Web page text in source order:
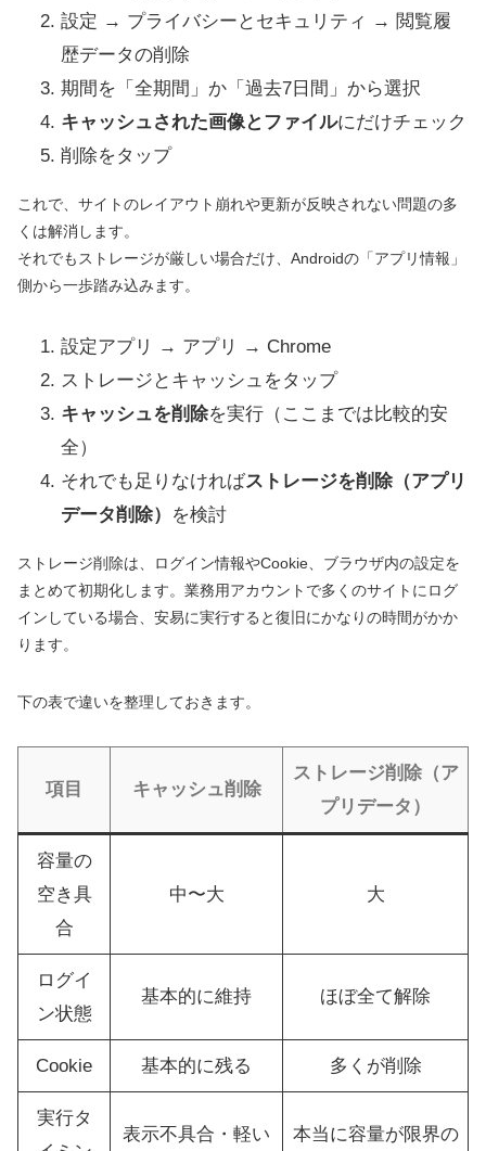
設定 → プライバシーとセキュリティ → 閲覧履
歴データの削除
期間を「全期間」か「過去7日間」から選択
キャッシュされた画像とファイルにだけチェック
削除をタップ
これで、サイトのレイアウト崩れや更新が反映されない問題の多
くは解消します。
それでもストレージが厳しい場合だけ、Androidの「アプリ情報」
側から一歩踏み込みます。
設定アプリ → アプリ → Chrome
ストレージとキャッシュをタップ
キャッシュを削除を実行（ここまでは比較的安
全）
それでも足りなければストレージを削除（アプリ
データ削除）
を検討
ストレージ削除は、ログイン情報やCookie、ブラウザ内の設定を
まとめて初期化します。業務用アカウントで多くのサイトにログ
インしている場合、安易に実行すると復旧にかなりの時間がかか
ります。
下の表で違いを整理しておきます。
項目 キャッシュ削除
ストレージ削除（ア
プリデータ）
容量の
空き具
合
中〜大 大
ログイ
ン状態
基本的に維持 ほぼ全て解除
Cookie 基本的に残る 多くが削除
実行タ
表示不具合・軽い
本当に容量が限界の